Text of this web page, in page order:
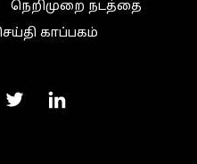
நெறிமுறை நடத்தை
காப்பகம்